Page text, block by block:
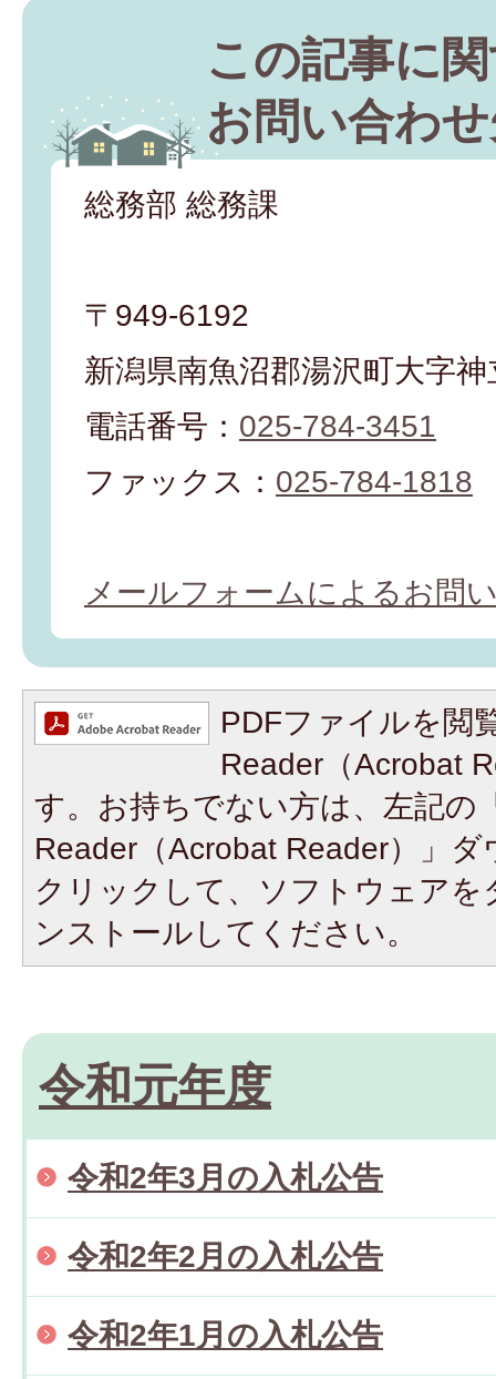
この記事に
お問い合わ
総務部 総務課
〒949-6192
新潟県南魚沼郡湯沢町大字
電話番号： 025-784-3451
ファックス： 025-784-1818
メールフォームによるお問
PDFファイルを閲
Reader（Acrobat
す。お持ちでない方は、左記の
Reader（Acrobat Reader）」
クリックして、ソフトウェア
ンストールしてください。
令和元年度
令和2年3月の入札公告
令和2年2月の入札公告
令和2年1月の入札公告